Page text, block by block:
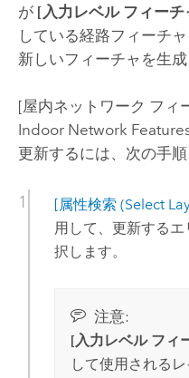
が [入力レベル フィーチ
している経路フィーチ
新しいフィーチャを生成
[屋内ネットワーク フィ
Indoor Network
更新するには、次の手順
[属性検索 (Select
用して、更新する
択します。
注意:
[入力レベル フィ
して使用される